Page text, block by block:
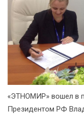
«ЭТНОМИР» вошел в
Президентом РФ